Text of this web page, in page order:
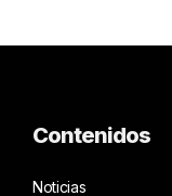
Contenidos
Noticias